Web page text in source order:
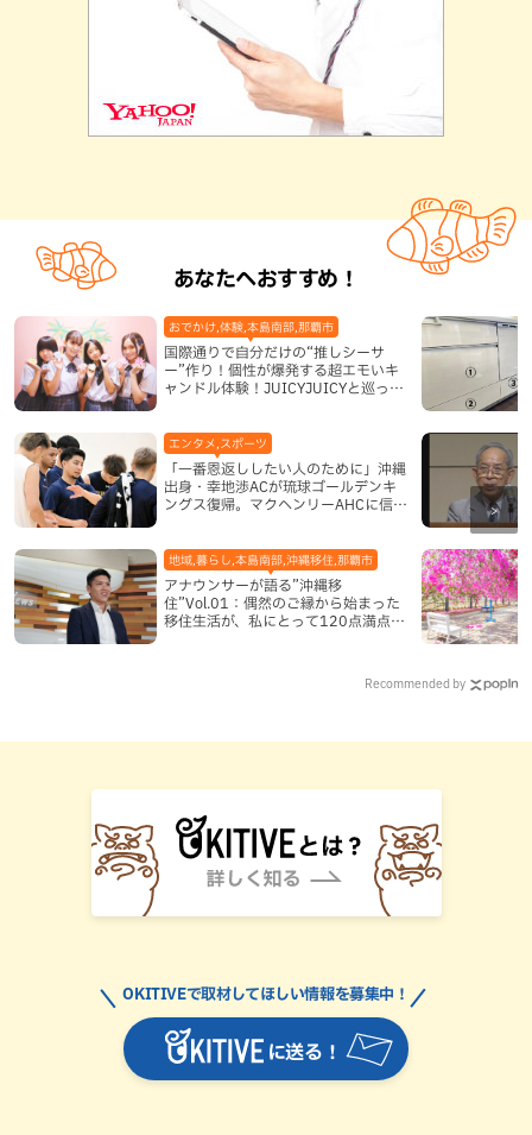
あなたへおすすめ！
国際通りで自分だけの“推しシーサ
ー”作り！個性が爆発する超エモいキ
ャンドル体験！JUICYJUICYと巡って
おでかけ,体験,本島南部,那覇市
「一番恩返ししたい人のために」沖縄
出身・幸地渉ACが琉球ゴールデンキ
ングス復帰。マクヘンリーAHCに信頼
エンタメ,スポーツ
アナウンサーが語る”沖縄移
住”Vol.01：偶然のご縁から始まった
移住生活が、私にとって120点満点に
地域,暮らし,本島南部,沖縄移住,那覇市
Recommended by
に送る！
OKITIVEで取材してほしい情報を募集中！